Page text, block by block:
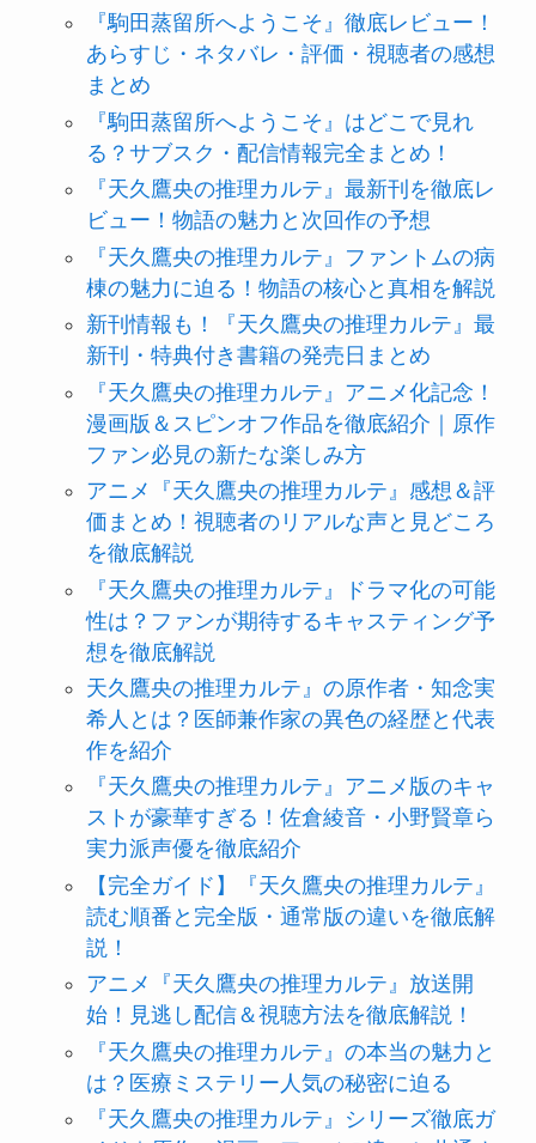
『駒田蒸留所へようこそ』徹底レビュー！
あらすじ・ネタバレ・評価・視聴者の感想
まとめ
『駒田蒸留所へようこそ』はどこで見れ
る？サブスク・配信情報完全まとめ！
『天久鷹央の推理カルテ』最新刊を徹底レ
ビュー！物語の魅力と次回作の予想
『天久鷹央の推理カルテ』ファントムの病
棟の魅力に迫る！物語の核心と真相を解説
新刊情報も！『天久鷹央の推理カルテ』最
新刊・特典付き書籍の発売日まとめ
『天久鷹央の推理カルテ』アニメ化記念！
漫画版＆スピンオフ作品を徹底紹介｜原作
ファン必見の新たな楽しみ方
アニメ『天久鷹央の推理カルテ』感想＆評
価まとめ！視聴者のリアルな声と見どころ
を徹底解説
『天久鷹央の推理カルテ』ドラマ化の可能
性は？ファンが期待するキャスティング予
想を徹底解説
天久鷹央の推理カルテ』の原作者・知念実
希人とは？医師兼作家の異色の経歴と代表
作を紹介
『天久鷹央の推理カルテ』アニメ版のキャ
ストが豪華すぎる！佐倉綾音・小野賢章ら
実力派声優を徹底紹介
【完全ガイド】『天久鷹央の推理カルテ』
読む順番と完全版・通常版の違いを徹底解
説！
アニメ『天久鷹央の推理カルテ』放送開
始！見逃し配信＆視聴方法を徹底解説！
『天久鷹央の推理カルテ』の本当の魅力と
は？医療ミステリー人気の秘密に迫る
『天久鷹央の推理カルテ』シリーズ徹底ガ